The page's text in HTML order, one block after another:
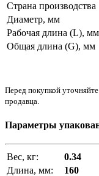
Страна производства
Диаметр, мм
Рабочая длина (L), мм
Общая длина (G), мм
Перед покупкой
продавца.
Параметры
Вес, кг:
0.34
Длина, мм:
160